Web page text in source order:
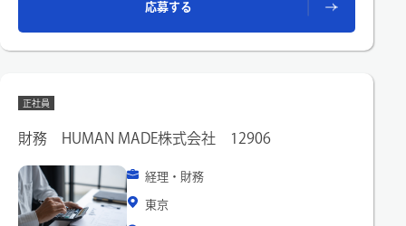
・会計基準・税務に則した内部統制の整備と運用
・チームマネジメント、メンバー育成
応募する
正社員
財務 HUMAN MADE株式会社 12906
経理・財務
東京